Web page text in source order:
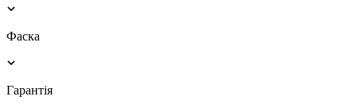
Фаска
Гарантія